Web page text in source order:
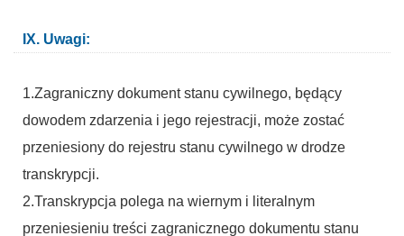
IX. Uwagi:
1.Zagraniczny dokument stanu cywilnego, będący
dowodem zdarzenia i jego rejestracji, może zostać
przeniesiony do rejestru stanu cywilnego w drodze
transkrypcji.
2.Transkrypcja polega na wiernym i literalnym
przeniesieniu treści zagranicznego dokumentu stanu